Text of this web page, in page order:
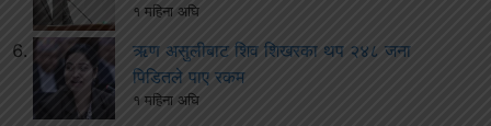
१ महिना अघि
ऋण असुलीबाट शिव शिखरका थप २४८ जना
पिडितले पाए रकम
१ महिना अघि